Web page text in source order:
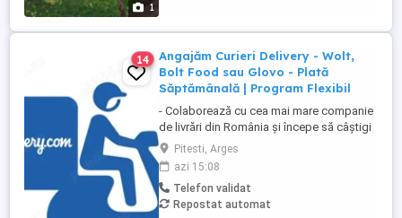
1
14
Angajăm Curieri Delivery - Wolt,
Bolt Food sau Glovo - Plată
Săptămânală | Program Flexibil
- Colaborează cu cea mai mare companie
de livrări din România și începe să câștigi
rapid! - Cerințe: Minim 18 ani Mijloc de
transport propriu (mașină, scuter,
motocicletă sau bicicletă) Telefon mobil
cu acces la internet - Ce oferim: Plată
săptămânală, fără întârzieri Bonusuri
Pitesti, Arges
azi 15:08
Telefon validat
Repostat automat